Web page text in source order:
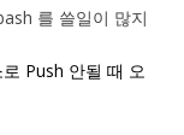
를 쓸일이 많지
Push 안될 때 오